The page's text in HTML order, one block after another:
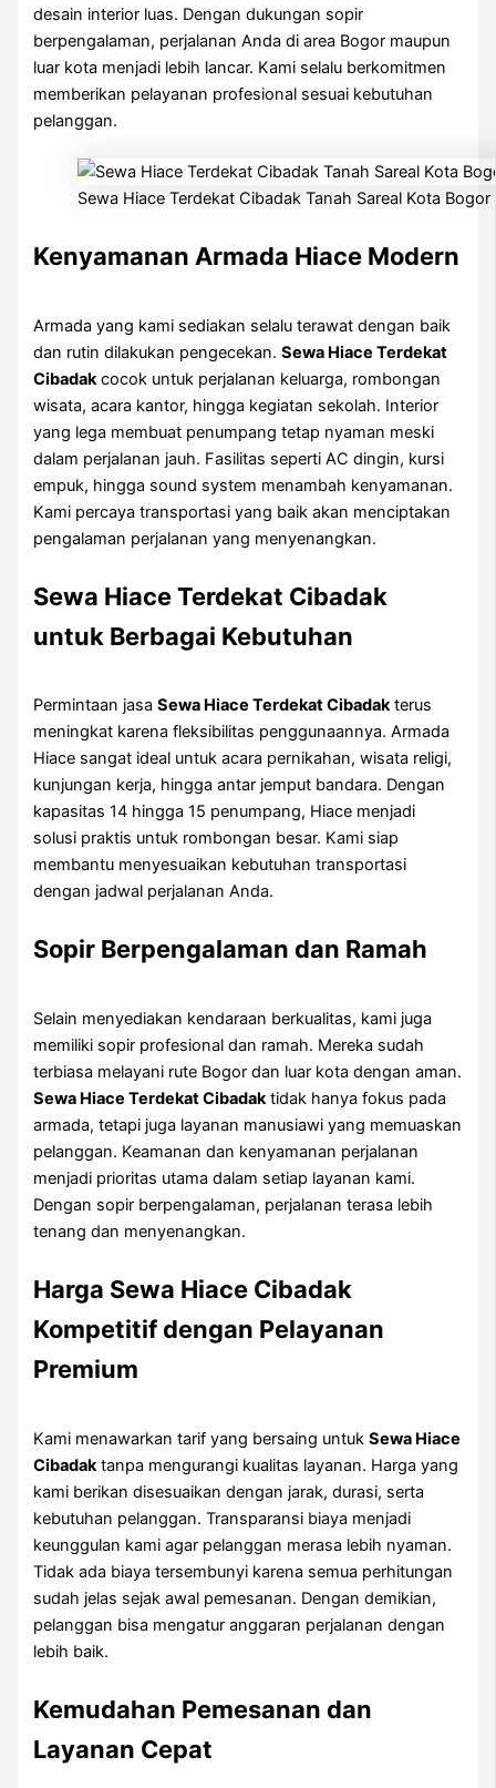
desain interior luas. Dengan dukungan sopir
berpengalaman, perjalanan Anda di area Bogor maupun
luar kota menjadi lebih lancar. Kami selalu berkomitmen
memberikan pelayanan profesional sesuai kebutuhan
pelanggan.
Sewa Hiace Terdekat Cibadak Tanah Sareal Kota Bogor
Kenyamanan Armada Hiace Modern
Armada yang kami sediakan selalu terawat dengan baik
dan rutin dilakukan pengecekan.Sewa Hiace Terdekat
Cibadakcocok untuk perjalanan keluarga, rombongan
wisata, acara kantor, hingga kegiatan sekolah. Interior
yang lega membuat penumpang tetap nyaman meski
dalam perjalanan jauh. Fasilitas seperti AC dingin, kursi
empuk, hingga sound system menambah kenyamanan.
Kami percaya transportasi yang baik akan menciptakan
pengalaman perjalanan yang menyenangkan.
Sewa Hiace Terdekat Cibadak
untuk Berbagai Kebutuhan
Permintaan jasaSewa Hiace Terdekat Cibadakterus
meningkat karena fleksibilitas penggunaannya. Armada
Hiace sangat ideal untuk acara pernikahan, wisata religi,
kunjungan kerja, hingga antar jemput bandara. Dengan
kapasitas 14 hingga 15 penumpang, Hiace menjadi
solusi praktis untuk rombongan besar. Kami siap
membantu menyesuaikan kebutuhan transportasi
dengan jadwal perjalanan Anda.
Sopir Berpengalaman dan Ramah
Selain menyediakan kendaraan berkualitas, kami juga
memiliki sopir profesional dan ramah. Mereka sudah
terbiasa melayani rute Bogor dan luar kota dengan aman.
Sewa Hiace Terdekat Cibadaktidak hanya fokus pada
armada, tetapi juga layanan manusiawi yang memuaskan
pelanggan. Keamanan dan kenyamanan perjalanan
menjadi prioritas utama dalam setiap layanan kami.
Dengan sopir berpengalaman, perjalanan terasa lebih
tenang dan menyenangkan.
Harga Sewa Hiace Cibadak
Kompetitif dengan Pelayanan
Premium
Kami menawarkan tarif yang bersaing untukSewa Hiace
Cibadaktanpa mengurangi kualitas layanan. Harga yang
kami berikan disesuaikan dengan jarak, durasi, serta
kebutuhan pelanggan. Transparansi biaya menjadi
keunggulan kami agar pelanggan merasa lebih nyaman.
Tidak ada biaya tersembunyi karena semua perhitungan
sudah jelas sejak awal pemesanan. Dengan demikian,
pelanggan bisa mengatur anggaran perjalanan dengan
lebih baik.
Kemudahan Pemesanan dan
Layanan Cepat